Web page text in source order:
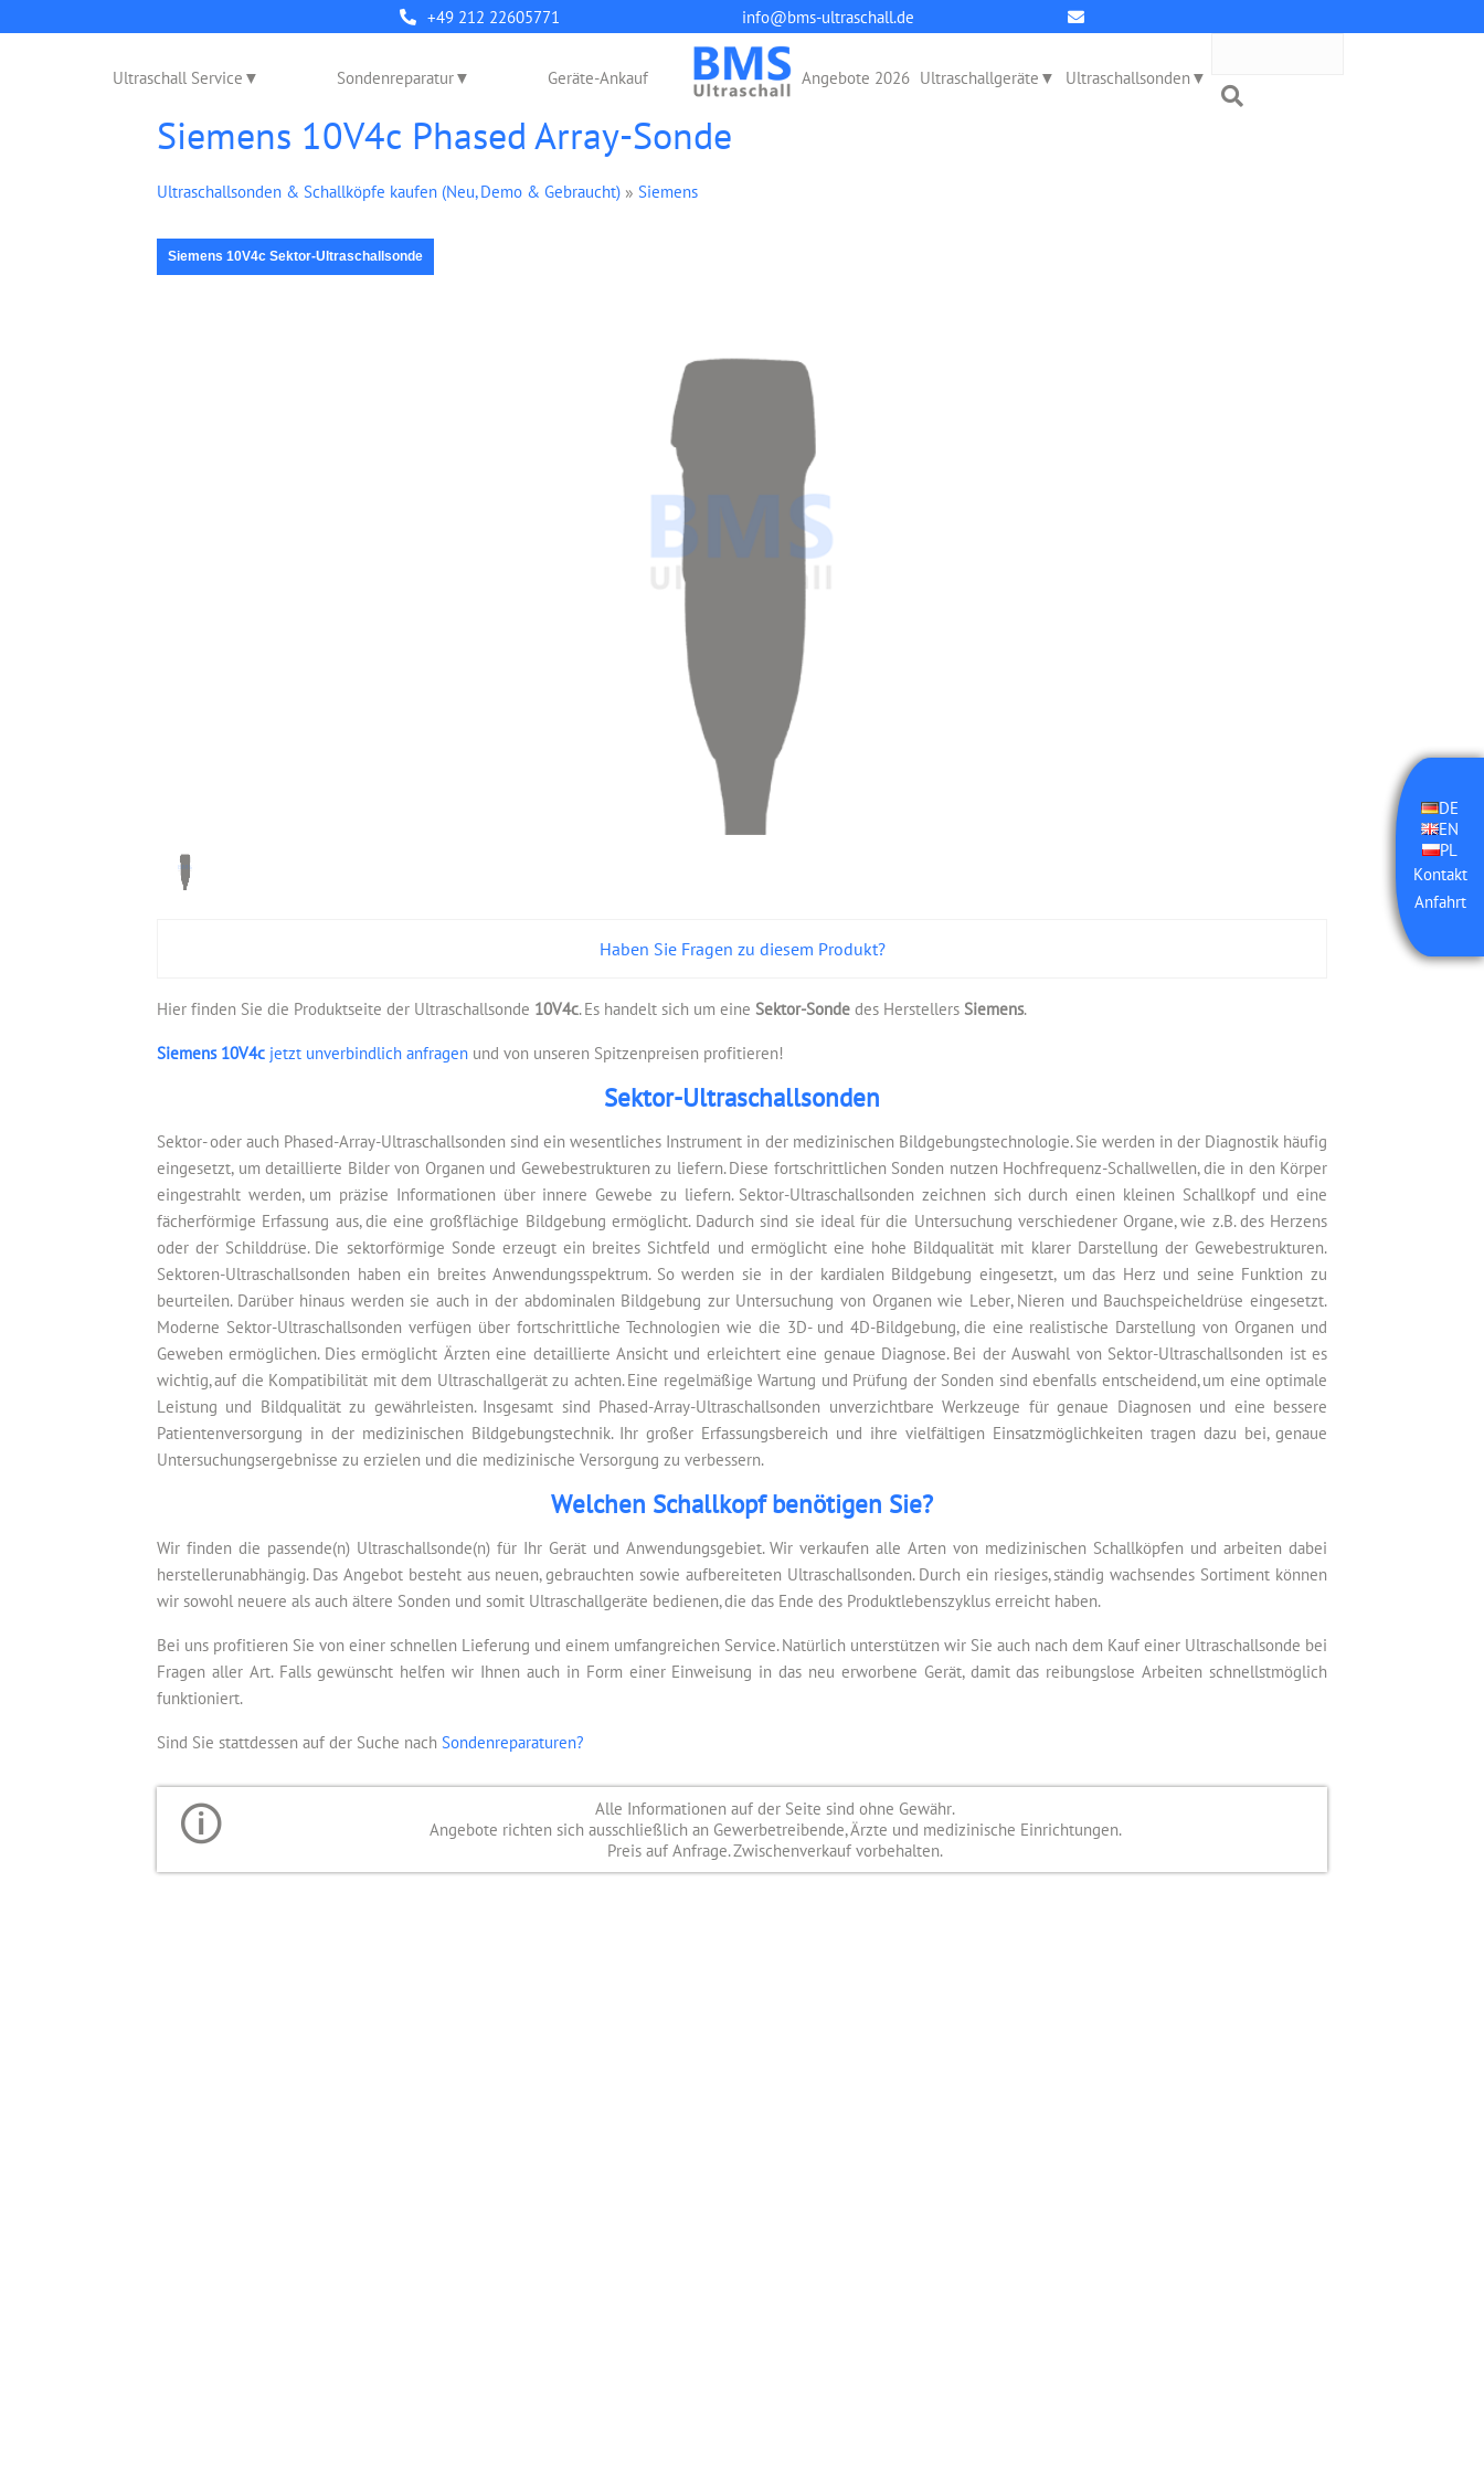
+49 212 22605771 info@bms-ultraschall.de
DE
EN
PL
Kontakt
Anfahrt
Ultraschall Service Sondenreparatur Geräte-Ankauf Angebote 2026 Ultraschallgeräte Ultraschallsonden
Siemens 10V4c Phased Array-Sonde
Ultraschallsonden & Schallköpfe kaufen (Neu, Demo & Gebraucht) » Siemens
Siemens 10V4c Sektor-Ultraschallsonde
Haben Sie Fragen zu diesem Produkt?
Hier finden Sie die Produktseite der Ultraschallsonde 10V4c. Es handelt sich um eine Sektor-Sonde des Herstellers Siemens.
Siemens 10V4c jetzt unverbindlich anfragen und von unseren Spitzenpreisen profitieren!
Sektor-Ultraschallsonden
Sektor- oder auch Phased-Array-Ultraschallsonden sind ein wesentliches Instrument in der medizinischen Bildgebungstechnologie. Sie werden in der Diagnostik häufig
eingesetzt, um detaillierte Bilder von Organen und Gewebestrukturen zu liefern. Diese fortschrittlichen Sonden nutzen Hochfrequenz-Schallwellen, die in den Körper
eingestrahlt werden, um präzise Informationen über innere Gewebe zu liefern. Sektor-Ultraschallsonden zeichnen sich durch einen kleinen Schallkopf und eine
fächerförmige Erfassung aus, die eine großflächige Bildgebung ermöglicht. Dadurch sind sie ideal für die Untersuchung verschiedener Organe, wie z.B. des Herzens
oder der Schilddrüse. Die sektorförmige Sonde erzeugt ein breites Sichtfeld und ermöglicht eine hohe Bildqualität mit klarer Darstellung der Gewebestrukturen.
Sektoren-Ultraschallsonden haben ein breites Anwendungsspektrum. So werden sie in der kardialen Bildgebung eingesetzt, um das Herz und seine Funktion zu
beurteilen. Darüber hinaus werden sie auch in der abdominalen Bildgebung zur Untersuchung von Organen wie Leber, Nieren und Bauchspeicheldrüse eingesetzt.
Moderne Sektor-Ultraschallsonden verfügen über fortschrittliche Technologien wie die 3D- und 4D-Bildgebung, die eine realistische Darstellung von Organen und
Geweben ermöglichen. Dies ermöglicht Ärzten eine detaillierte Ansicht und erleichtert eine genaue Diagnose. Bei der Auswahl von Sektor-Ultraschallsonden ist es
wichtig, auf die Kompatibilität mit dem Ultraschallgerät zu achten. Eine regelmäßige Wartung und Prüfung der Sonden sind ebenfalls entscheidend, um eine optimale
Leistung und Bildqualität zu gewährleisten. Insgesamt sind Phased-Array-Ultraschallsonden unverzichtbare Werkzeuge für genaue Diagnosen und eine bessere
Patientenversorgung in der medizinischen Bildgebungstechnik. Ihr großer Erfassungsbereich und ihre vielfältigen Einsatzmöglichkeiten tragen dazu bei, genaue
Untersuchungsergebnisse zu erzielen und die medizinische Versorgung zu verbessern.
Welchen Schallkopf benötigen Sie?
Wir finden die passende(n) Ultraschallsonde(n) für Ihr Gerät und Anwendungsgebiet. Wir verkaufen alle Arten von medizinischen Schallköpfen und arbeiten dabei
herstellerunabhängig. Das Angebot besteht aus neuen, gebrauchten sowie aufbereiteten Ultraschallsonden. Durch ein riesiges, ständig wachsendes Sortiment können
wir sowohl neuere als auch ältere Sonden und somit Ultraschallgeräte bedienen, die das Ende des Produktlebenszyklus erreicht haben.
Bei uns profitieren Sie von einer schnellen Lieferung und einem umfangreichen Service. Natürlich unterstützen wir Sie auch nach dem Kauf einer Ultraschallsonde bei
Fragen aller Art. Falls gewünscht helfen wir Ihnen auch in Form einer Einweisung in das neu erworbene Gerät, damit das reibungslose Arbeiten schnellstmöglich
funktioniert.
Sind Sie stattdessen auf der Suche nach Sondenreparaturen?
Alle Informationen auf der Seite sind ohne Gewähr.
Angebote richten sich ausschließlich an Gewerbetreibende, Ärzte und medizinische Einrichtungen.
Preis auf Anfrage. Zwischenverkauf vorbehalten.